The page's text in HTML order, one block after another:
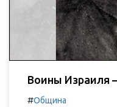
Воины Израиля
#Община